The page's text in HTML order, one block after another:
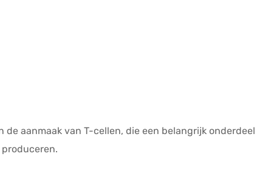
aanmaak van T-cellen, die een belangrijk onderdeel